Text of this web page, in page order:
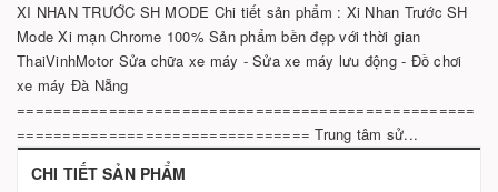
XI NHAN TRƯỚC SH MODE Chi tiết sản phẩm : Xi Nhan Trước SH
Mode Xi mạn Chrome 100% Sản phẩm bền đẹp với thời gian
ThaiVinhMotor Sửa chữa xe máy - Sửa xe máy lưu động - Đồ chơi
xe máy Đà Nẵng
==================================================
================================ Trung tâm sử...
CHI TIẾT SẢN PHẨM